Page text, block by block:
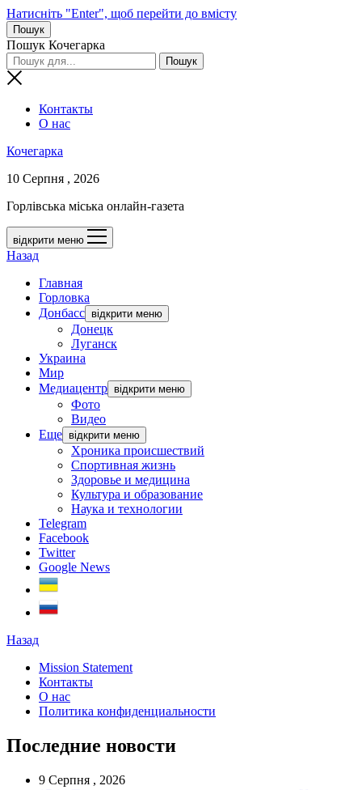
Натисніть "Enter", щоб перейти до вмісту
Пошук
Пошук Кочегарка
Контакты
О нас
Кочегарка
10 Серпня , 2026
Горлівська міська онлайн-газета
відкрити меню
Назад
Главная
Горловка
Донбасс відкрити меню
Донецк
Луганск
Украина
Мир
Медиацентр відкрити меню
Фото
Видео
Еще відкрити меню
Хроника происшествий
Спортивная жизнь
Здоровье и медицина
Культура и образование
Наука и технологии
Telegram
Facebook
Twitter
Google News
Назад
Mission Statement
Контакты
О нас
Политика конфиденциальности
Последние новости
9 Серпня , 2026